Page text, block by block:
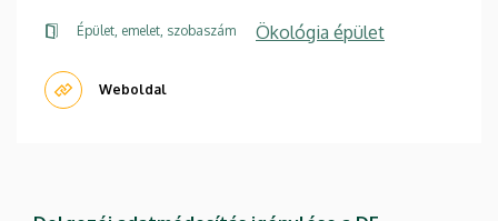
Épület, emelet, szobaszám Ökológia épület
Weboldal